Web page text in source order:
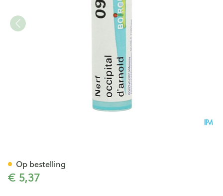
€ 5,37
Op bestelling